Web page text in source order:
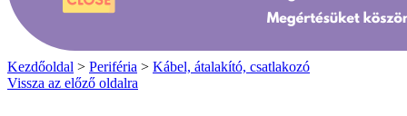
Kezdőoldal > Periféria > Kábel, átalakító, csatlakozó
Vissza az előző oldalra